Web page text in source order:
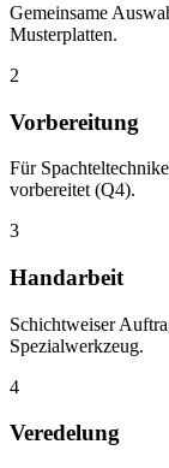
Gemeinsame
Musterplatten.
2
Vorbereitung
Für
vorbereitet (Q4).
3
Handarbeit
Schichtweiser
Spezialwerkzeug.
4
Veredelung